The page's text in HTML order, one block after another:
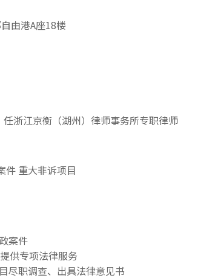
由港A座18楼
浙江京衡（湖州）律师事务所专职律师
件 重大非诉项目
案件
供专项法律服务
尽职调查、出具法律意见书